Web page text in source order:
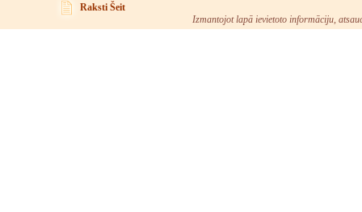
Raksti Šeit
Izmantojot lapā ievietoto informāciju,